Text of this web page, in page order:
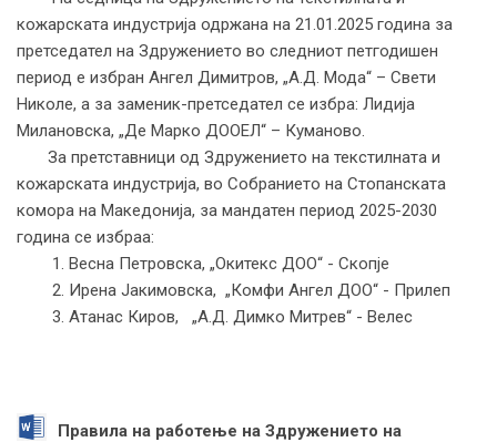
кожарската индустрија одржана на 21.01.2025 година за
претседател на Здружението во следниот петгодишен
период е избран Ангел Димитров, „А.Д. Мода“ – Свети
Николе, а за заменик-претседател се избра: Лидија
Милановска, „Де Марко ДООЕЛ“ – Куманово.
За претставници од Здружението на текстилната и
кожарската индустрија, во Собранието на Стопанската
комора на Македонија, за мандатен период 2025-2030
година се избраa:
1. Весна Петровска, „Окитекс ДОО“ - Скопје
2. Ирена Јакимовска, „Комфи Ангел ДОО“ - Прилеп
3. Атанас Киров, „A.Д. Димко Митрев“ - Велес
Правила на работење на Здружението на